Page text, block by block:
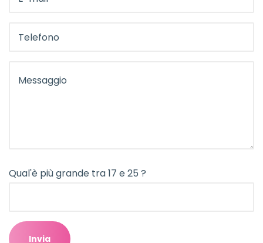
Qual'è più grande tra 17 e 25 ?